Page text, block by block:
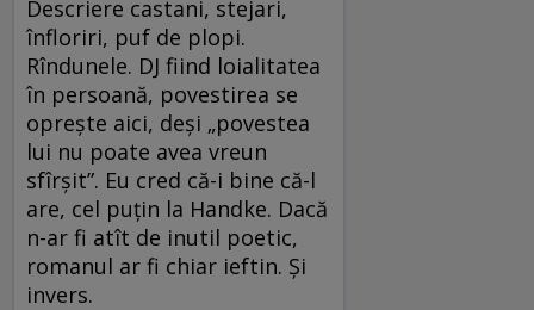
Descriere castani, stejari,
înfloriri, puf de plopi.
Rîndunele. DJ fiind loialitatea
în persoană, povestirea se
opreşte aici, deşi „povestea
lui nu poate avea vreun
sfîrşit”. Eu cred că-i bine că-l
are, cel puţin la Handke. Dacă
n-ar fi atît de inutil poetic,
romanul ar fi chiar ieftin. Şi
invers.